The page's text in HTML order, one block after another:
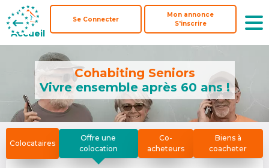
Accueil
Se Connecter
Mon annonce
S'inscrire
Accueil
Se Connecter
Mon annonce
S'inscrire
Cohabiting Seniors
Vivre ensemble après 60 ans !
Colocataires
Offre une
colocation
Co-
acheteurs
Biens à
coacheter